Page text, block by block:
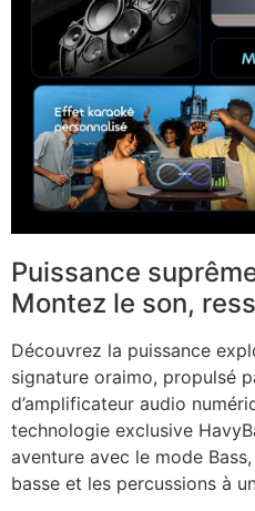
Puissance
Montez le son,
Découvrez la puissance
signature oraimo, propulsé
d’amplificateur audio
technologie exclusive
aventure avec le mode
basse et les percussions à